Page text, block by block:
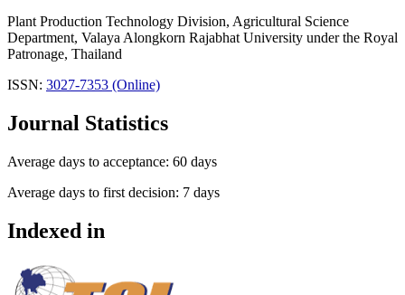
Plant Production Technology Division, Agricultural Science
Department, Valaya Alongkorn Rajabhat University under the Royal
Patronage, Thailand
ISSN: 3027-7353 (Online)
Journal Statistics
Average days to acceptance: 60 days
Average days to first decision: 7 days
Indexed in